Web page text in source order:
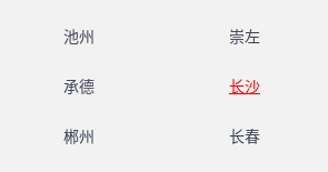
池州 崇左
承德 长沙
郴州 长春